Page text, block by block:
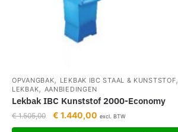
OPVANGBAK, LEKBAK IBC STAAL & KUNSTSTOF,
LEKBAK, AANBIEDINGEN
Lekbak IBC Kunststof 2000-Economy
€1.505,00 € 1.440,00 excl. BTW